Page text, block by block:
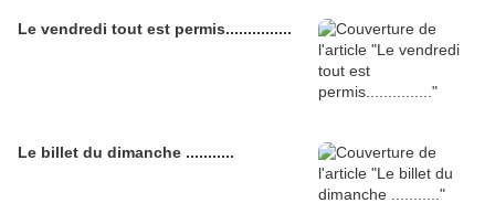
Le vendredi tout est permis...............
Le billet du dimanche ...........